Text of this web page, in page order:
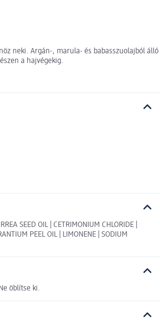
neki. Argán-, marula- és babasszuolajból álló
a hajvégekig.
SEED OIL | CETRIMONIUM CHLORIDE |
PEEL OIL | LIMONENE | SODIUM
öblítse ki.